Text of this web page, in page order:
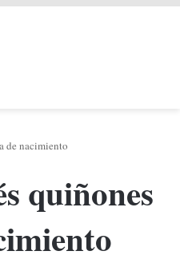
de nacimiento
quiñones